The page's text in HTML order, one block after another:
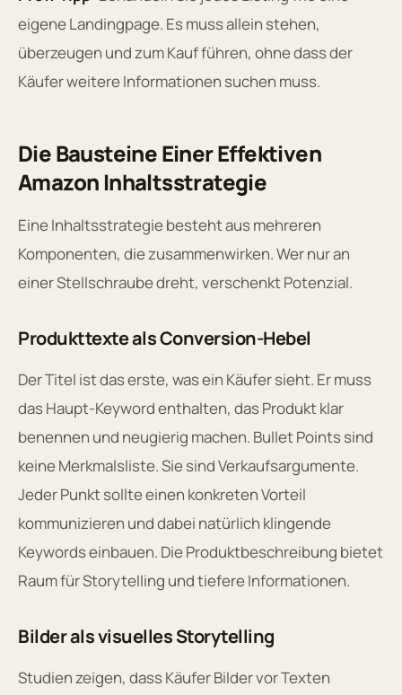
eigene Landingpage. Es muss allein stehen,
überzeugen und zum Kauf führen, ohne dass der
Käufer weitere Informationen suchen muss.
Die Bausteine Einer Effektiven
Amazon Inhaltsstrategie
Eine Inhaltsstrategie besteht aus mehreren
Komponenten, die zusammenwirken. Wer nur an
einer Stellschraube dreht, verschenkt Potenzial.
Produkttexte als Conversion-Hebel
Der Titel ist das erste, was ein Käufer sieht. Er muss
das Haupt-Keyword enthalten, das Produkt klar
benennen und neugierig machen. Bullet Points sind
keine Merkmalsliste. Sie sind Verkaufsargumente.
Jeder Punkt sollte einen konkreten Vorteil
kommunizieren und dabei natürlich klingende
Keywords einbauen. Die Produktbeschreibung bietet
Raum für Storytelling und tiefere Informationen.
Bilder als visuelles Storytelling
Studien zeigen, dass Käufer Bilder vor Texten